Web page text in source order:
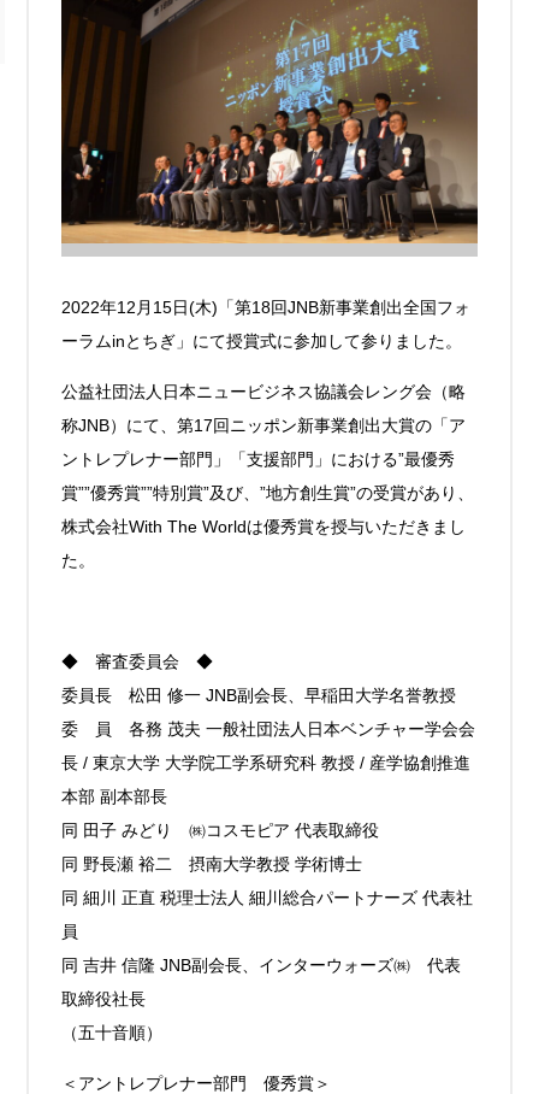
2022年12月15日(木)「第18回JNB新事業創出全国フォ
ーラムinとちぎ」にて授賞式に参加して参りました。
公益社団法人日本ニュービジネス協議会レング会（略
称JNB）にて、第17回ニッポン新事業創出大賞の「ア
ントレプレナー部門」「支援部門」における”最優秀
賞””優秀賞””特別賞”及び、”地方創生賞”の受賞があり、
株式会社With The Worldは優秀賞を授与いただきまし
た。
◆ 審査委員会 ◆
委員長 松田 修一 JNB副会長、早稲田大学名誉教授
委 員 各務 茂夫 一般社団法人日本ベンチャー学会会
長 / 東京大学 大学院工学系研究科 教授 / 産学協創推進
本部 副本部長
同 田子 みどり ㈱コスモピア 代表取締役
同 野長瀬 裕二 摂南大学教授 学術博士
同 細川 正直 税理士法人 細川総合パートナーズ 代表社
員
同 吉井 信隆 JNB副会長、インターウォーズ㈱ 代表
取締役社長
（五十音順）
＜アントレプレナー部門 優秀賞＞